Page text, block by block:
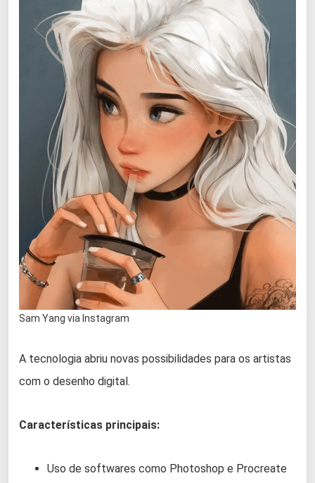
Sam Yang via Instagram
A tecnologia abriu novas possibilidades para os artistas
com o desenho digital.
Características principais:
Uso de softwares como Photoshop e Procreate